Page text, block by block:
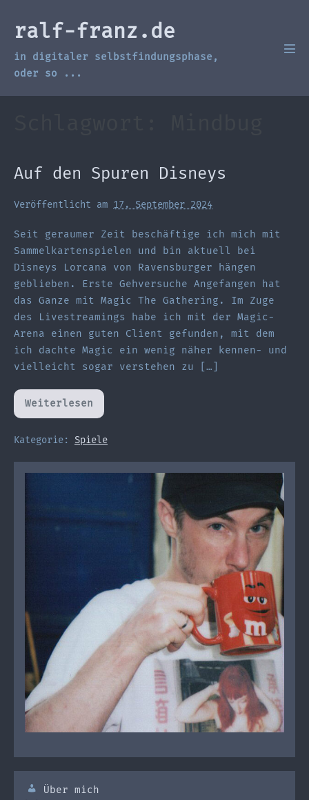
Inhalt
springen
ralf-franz.de
in digitaler selbstfindungsphase,
oder so ...
Auf den Spuren Disneys
Veröffentlicht am 17. September 2024
Seit geraumer Zeit beschäftige ich mich mit
Sammelkartenspielen und bin aktuell bei
Disneys Lorcana von Ravensburger hängen
geblieben. Erste Gehversuche Angefangen hat
das Ganze mit Magic The Gathering. Im Zuge
des Livestreamings habe ich mit der Magic-
Arena einen guten Client gefunden, mit dem
ich dachte Magic ein wenig näher kennen- und
vielleicht sogar verstehen zu […]
Weiterlesen
Auf
den
Disneys
Kategorie: Spiele
Über mich